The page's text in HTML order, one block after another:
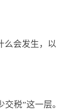
么会发生，以
税”这一层。